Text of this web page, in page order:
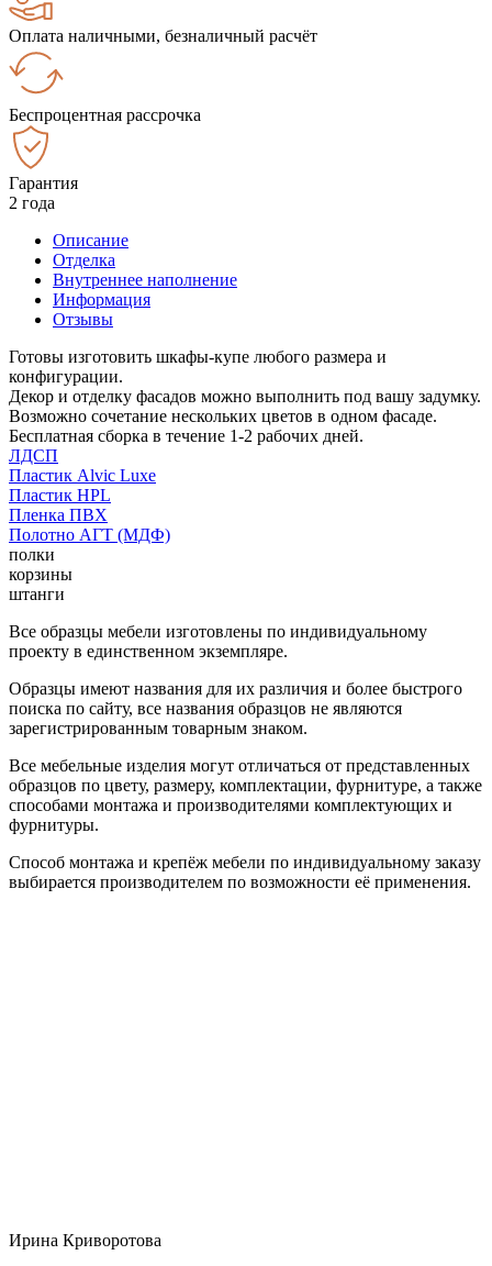
Оплата наличными, безналичный расчёт
Беспроцентная рассрочка
Гарантия
2 года
Описание
Отделка
Внутреннее наполнение
Информация
Отзывы
Готовы изготовить шкафы-купе любого размера и
конфигурации.
Декор и отделку фасадов можно выполнить под вашу задумку.
Возможно сочетание нескольких цветов в одном фасаде.
Бесплатная сборка в течение 1-2 рабочих дней.
ЛДСП
Пластик Alvic Luxe
Пластик HPL
Пленка ПВХ
Полотно АГТ (МДФ)
полки
корзины
штанги
Все образцы мебели изготовлены по индивидуальному
проекту в единственном экземпляре.
Образцы имеют названия для их различия и более быстрого
поиска по сайту, все названия образцов не являются
зарегистрированным товарным знаком.
Все мебельные изделия могут отличаться от представленных
образцов по цвету, размеру, комплектации, фурнитуре, а также
способами монтажа и производителями комплектующих и
фурнитуры.
Способ монтажа и крепёж мебели по индивидуальному заказу
выбирается производителем по возможности её применения.
Ирина Криворотова